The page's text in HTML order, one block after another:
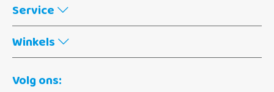
Service
Winkels
Volg ons: